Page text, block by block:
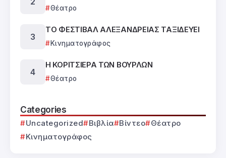
Θέατρο
ΤΟ ΦΕΣΤΙΒΑΛ ΑΛΕΞΑΝΔΡΕΙΑΣ ΤΑΞΙΔΕΥΕΙ
Κινηματογράφος
Η ΚΟΡΙΤΣΙΕΡΑ ΤΩΝ ΒΟΥΡΛΩΝ
Θέατρο
Categories
Uncategorized Βιβλία Βίντεο
Θέατρο
Κινηματογράφος